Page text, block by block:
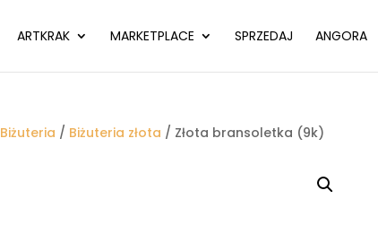
ARTKRAK MARKETPLACE SPRZEDAJ ANGORA
Biżuteria / Biżuteria złota / Złota bransoletka (9k)